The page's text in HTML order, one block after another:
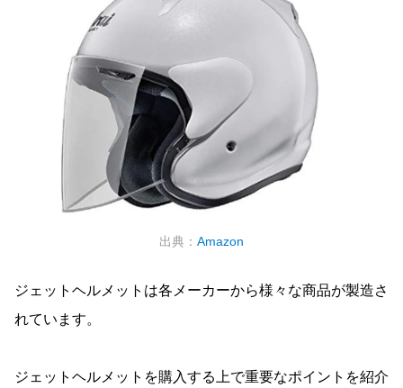
出典： Amazon
ジェットヘルメットは各メーカーから様々な商品が製造さ
れています。
ジェットヘルメットを購入する上で重要なポイントを紹介